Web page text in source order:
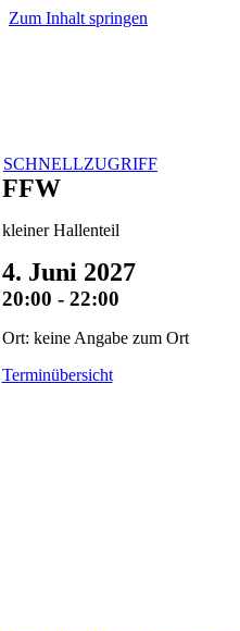
Zum Inhalt springen
SCHNELLZUGRIFF
FFW
kleiner Hallenteil
4. Juni 2027
20:00 - 22:00
Ort: keine Angabe zum Ort
Terminübersicht